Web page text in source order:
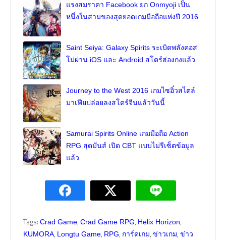
แรงสมราคา Facebook ยก Onmyoji เป็น
หนึ่งในสามของสุดยอดเกมมือถือแห่งปี 2016
Saint Seiya: Galaxy Spirits ระเบิดพลังคอส
โม่ผ่าน iOS และ Android สโตร์ฮ่องกงแล้ว
Journey to the West 2016 เกมไซอิ๋วสไตล์
มาเฟียปล่อยลงสโตร์จีนแล้ววันนี้
Samurai Spirits Online เกมมือถือ Action
RPG สุดมันส์ เปิด CBT แบบไม่รีเซ็ตข้อมูล
แล้ว
Tags: Crad Game, Crad Game RPG, Helix Horizon,
KUMORA, Longtu Game, RPG, การ์ดเกม, ข่าวเกม, ข่าว